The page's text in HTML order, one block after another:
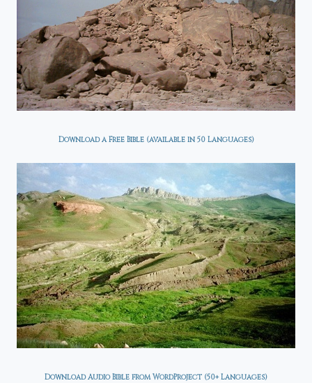
Download a Free Bible (available in 50 Languages)
Download Audio Bible from WordProject (50+ Languages)